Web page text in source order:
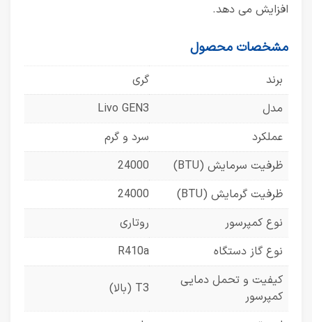
افزایش می دهد.
مشخصات محصول
برند
گری
مدل
Livo GEN3
عملکرد
سرد و گرم
ظرفیت سرمایش (BTU)
24000
ظرفیت گرمایش (BTU)
24000
نوع کمپرسور
روتاری
نوع گاز دستگاه
R410a
کیفیت و تحمل دمایی
کمپرسور
T3 (بالا)